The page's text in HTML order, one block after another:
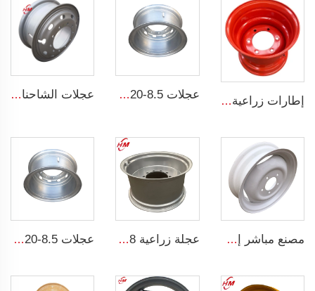
إطارات زراعية 13*15.5 إطارات فولاذية 13x15.5 للإطارات الزراعية 400/60-15.5 عجلات 8.5-20 حافات فولاذية للشاحنات إطارات شاحنة 1200-20 مخصصة بواسطة مصنع الحافة الصيني عجلات الشاحنات الثقيلة 8.5-24 أطراف عجلات فولاذية 8.50-24 بوصة لعجلات الإطارات 1200-24
مصنع مباشر إطار الجرار مقاس 4.5x16 يناسب الإطارات 650-16 محور العجلة محور العجلة عجلة زراعية w15*28 ربط أجزاء آلات زراعية w15*28 حلقات فولاذية للإطارات الزراعية 16.9-28 عجلات 8.5-20 حافات فولاذية للشاحنات إطارات شاحنة 1200-20 مخصصة بواسطة مصنع الحافة الصيني